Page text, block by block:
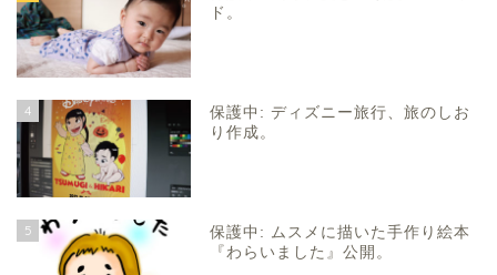
ド。
4
保護中: ディズニー旅行、旅のしお
り作成。
5
保護中: ムスメに描いた手作り絵本
『わらいました』公開。